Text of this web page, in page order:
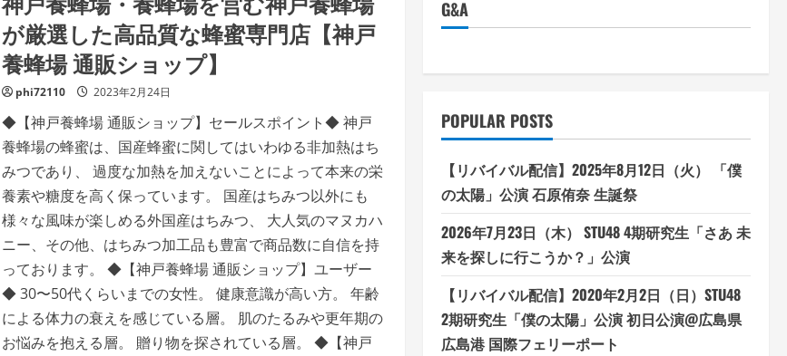
が厳選した高品質な蜂蜜専門店【神戸
養蜂場 通販ショップ】
phi72110 2023年2月24日
◆【神戸養蜂場 通販ショップ】セールスポイント◆ 神戸
養蜂場の蜂蜜は、国産蜂蜜に関してはいわゆる非加熱はち
みつであり、 過度な加熱を加えないことによって本来の栄
養素や糖度を高く保っています。 国産はちみつ以外にも
様々な風味が楽しめる外国産はちみつ、 大人気のマヌカハ
ニー、その他、はちみつ加工品も豊富で商品数に自信を持
っております。 ◆【神戸養蜂場 通販ショップ】ユーザー
◆ 30〜50代くらいまでの女性。 健康意識が高い方。 年齢
による体力の衰えを感じている層。 肌のたるみや更年期の
お悩みを抱える層。 贈り物を探されている層。 ◆【神戸
G&A
POPULAR POSTS
【リバイバル配信】2025年8月12日（火） 「僕
の太陽」公演 石原侑奈 生誕祭
2026年7月23日（木） STU48 4期研究生「さあ 未
来を探しに行こうか？」公演
【リバイバル配信】2020年2月2日（日）STU48
2期研究生「僕の太陽」公演 初日公演@広島県
広島港 国際フェリーポート